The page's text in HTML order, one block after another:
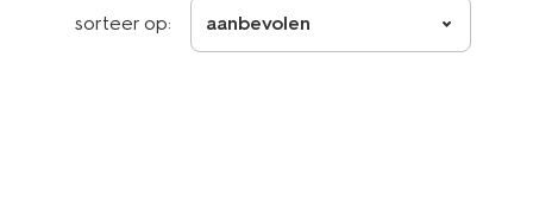
sorteer op: aanbevolen